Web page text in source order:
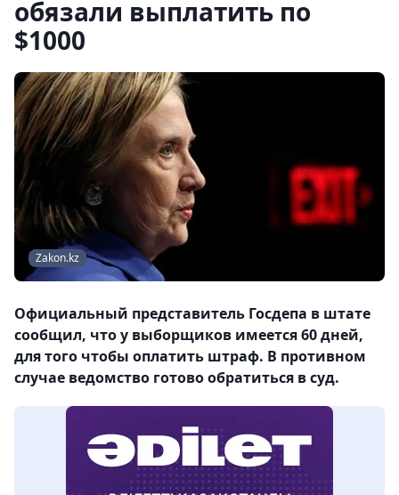
обязали выплатить по
$1000
Zakon.kz
Официальный представитель Госдепа в штате
сообщил, что у выборщиков имеется 60 дней,
для того чтобы оплатить штраф. В противном
случае ведомство готово обратиться в суд.